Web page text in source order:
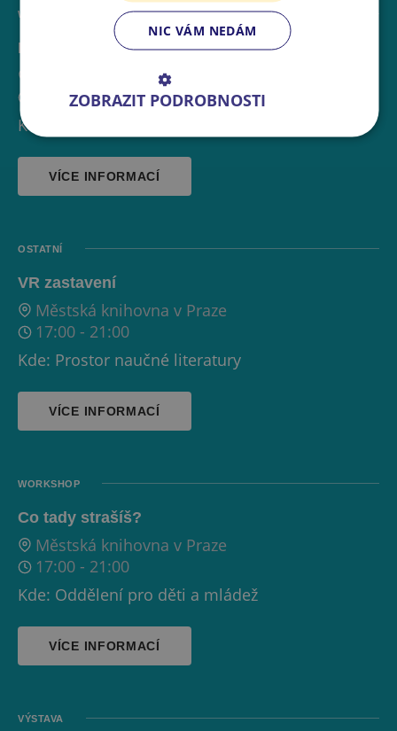
WORKSHOP
Kvíz o tajemných místech a příbězích
Městská knihovna v Praze
17:00 - 21:00
Kde: Záliv (prostor naučné literatury)
VÍCE INFORMACÍ
OSTATNÍ
VR zastavení
Městská knihovna v Praze
17:00 - 21:00
Kde: Prostor naučné literatury
VÍCE INFORMACÍ
WORKSHOP
Co tady strašíš?
Městská knihovna v Praze
17:00 - 21:00
Kde: Oddělení pro děti a mládež
VÍCE INFORMACÍ
VÝSTAVA
NIC VÁM NEDÁM
ZOBRAZIT PODROBNOSTI